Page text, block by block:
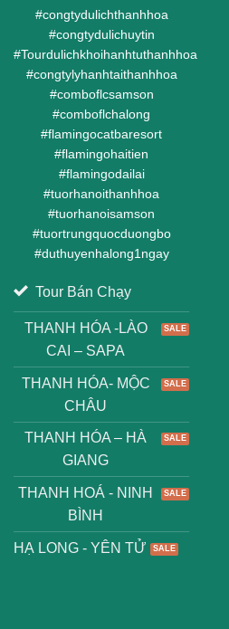
#congtydulichthanhhoa
#congtydulichuytin
#Tourdulichkhoihanhtuthanhhoa
#congtylyhanhtaithanhhoa
#comboflcsamson
#comboflchalong
#flamingocatbaresort
#flamingohaitien
#flamingodailai
#tuorhanoithanhhoa
#tuorhanoisamson
#tuortrungquocduongbo
#duthuyenhalong1ngay
Tour Bán Chạy
THANH HÓA -LÀO
CAI – SAPA
THANH HÓA- MỘC
CHÂU
THANH HÓA – HÀ
GIANG
THANH HOÁ - NINH
BÌNH
HẠ LONG - YÊN TỬ